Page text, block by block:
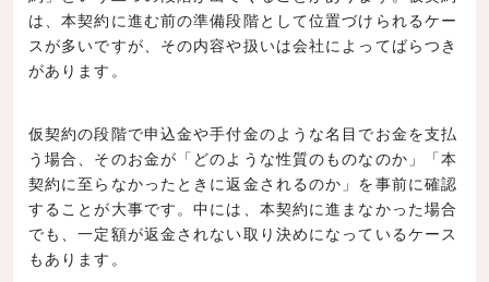
は、本契約に進む前の準備段階として位置づけられるケー
スが多いですが、その内容や扱いは会社によってばらつき
があります。
仮契約の段階で申込金や手付金のような名目でお金を支払
う場合、そのお金が「どのような性質のものなのか」「本
契約に至らなかったときに返金されるのか」を事前に確認
することが大事です。中には、本契約に進まなかった場合
でも、一定額が返金されない取り決めになっているケース
もあります。